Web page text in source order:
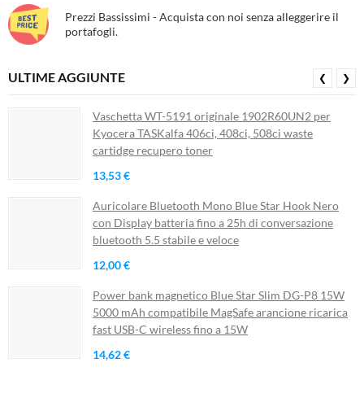
Prezzi Bassissimi - Acquista con noi senza alleggerire il
portafogli.
ULTIME AGGIUNTE
Vaschetta WT-5191 originale 1902R60UN2 per
Kyocera TASKalfa 406ci, 408ci, 508ci waste
cartidge recupero toner
13,53 €
Auricolare Bluetooth Mono Blue Star Hook Nero
con Display batteria fino a 25h di conversazione
bluetooth 5.5 stabile e veloce
12,00 €
Power bank magnetico Blue Star Slim DG-P8 15W
5000 mAh compatibile MagSafe arancione ricarica
fast USB-C wireless fino a 15W
14,62 €
❮ ❯